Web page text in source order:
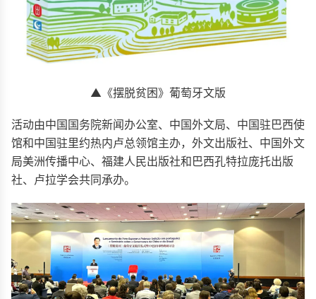
▲《摆脱贫困》葡萄牙文版
活动由中国国务院新闻办公室、中国外文局、中国驻巴西使
馆和中国驻里约热内卢总领馆主办，外文出版社、中国外文
局美洲传播中心、福建人民出版社和巴西孔特拉庞托出版
社、卢拉学会共同承办。